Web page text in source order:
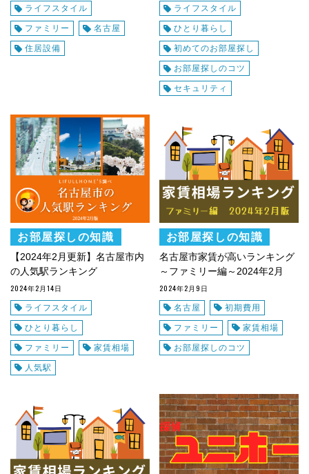
ライフスタイル
ファミリー 名古屋
住居設備
ライフスタイル
ひとり暮らし
初めてのお部屋探し
お部屋探しのコツ
セキュリティ
お部屋探しの知識
【2024年2月更新】名古屋市内
の人気駅ランキング
2024年2月14日
ライフスタイル
ひとり暮らし
ファミリー 家賃相場
人気駅
お部屋探しの知識
名古屋市家賃が高いランキング
～ファミリー編～2024年2月
2024年2月9日
名古屋 初期費用
ファミリー 家賃相場
お部屋探しのコツ